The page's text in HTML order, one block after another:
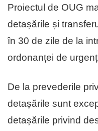
Proiectul de OUG
detașările și
în 30 de zile de la
ordonanței de
De la prevederile
detașările sunt
detașările privind